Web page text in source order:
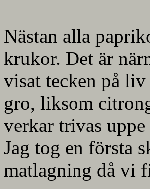
Nästan alla
krukor. Det är
visat tecken på
gro, liksom
verkar trivas
Jag tog en första
matlagning då vi